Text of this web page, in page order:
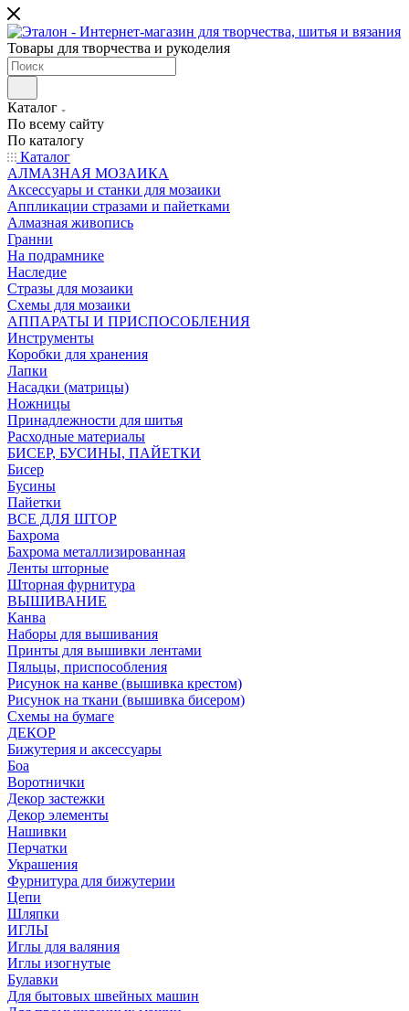
Товары для творчества и рукоделия
Каталог
По всему сайту
По каталогу
Каталог
АЛМАЗНАЯ МОЗАИКА
Аксессуары и станки для мозаики
Аппликации стразами и пайетками
Алмазная живопись
Гранни
На подрамнике
Наследие
Стразы для мозаики
Схемы для мозаики
АППАРАТЫ И ПРИСПОСОБЛЕНИЯ
Инструменты
Коробки для хранения
Лапки
Насадки (матрицы)
Ножницы
Принадлежности для шитья
Расходные материалы
БИСЕР, БУСИНЫ, ПАЙЕТКИ
Бисер
Бусины
Пайетки
ВСЕ ДЛЯ ШТОР
Бахрома
Бахрома металлизированная
Ленты шторные
Шторная фурнитура
ВЫШИВАНИЕ
Канва
Наборы для вышивания
Принты для вышивки лентами
Пяльцы, приспособления
Рисунок на канве (вышивка крестом)
Рисунок на ткани (вышивка бисером)
Схемы на бумаге
ДЕКОР
Бижутерия и аксессуары
Боа
Воротнички
Декор застежки
Декор элементы
Нашивки
Перчатки
Украшения
Фурнитура для бижутерии
Цепи
Шляпки
ИГЛЫ
Иглы для валяния
Иглы изогнутые
Булавки
Для бытовых швейных машин